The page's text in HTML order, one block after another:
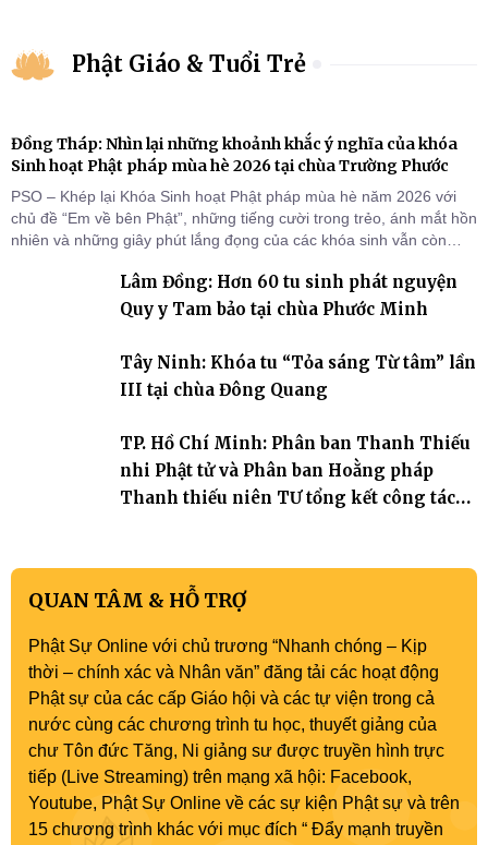
Phật Giáo & Tuổi Trẻ
Đồng Tháp: Nhìn lại những khoảnh khắc ý nghĩa của khóa
Sinh hoạt Phật pháp mùa hè 2026 tại chùa Trường Phước
PSO – Khép lại Khóa Sinh hoạt Phật pháp mùa hè năm 2026 với
chủ đề “Em về bên Phật”, những tiếng cười trong trẻo, ánh mắt hồn
nhiên và những giây phút lắng đọng của các khóa sinh vẫn còn
Tháp). Những tuần tu học ngắn ngủi nhưng đã trở thành hành
trang quý báu, gieo những hạt giống thiện l
Lâm Đồng: Hơn 60 tu sinh phát nguyện
Quy y Tam bảo tại chùa Phước Minh
Tây Ninh: Khóa tu “Tỏa sáng Từ tâm” lần
III tại chùa Đông Quang
TP. Hồ Chí Minh: Phân ban Thanh Thiếu
nhi Phật tử và Phân ban Hoằng pháp
Thanh thiếu niên TƯ tổng kết công tác
QUAN TÂM & HỖ TRỢ
Phật Sự Online với chủ trương “Nhanh chóng – Kịp
thời – chính xác và Nhân văn” đăng tải các hoạt động
Phật sự của các cấp Giáo hội và các tự viện trong cả
nước cùng các chương trình tu học, thuyết giảng của
chư Tôn đức Tăng, Ni giảng sư được truyền hình trực
tiếp (Live Streaming) trên mạng xã hội: Facebook,
Youtube, Phật Sự Online về các sự kiện Phật sự và trên
15 chương trình khác với mục đích “ Đẩy mạnh truyền